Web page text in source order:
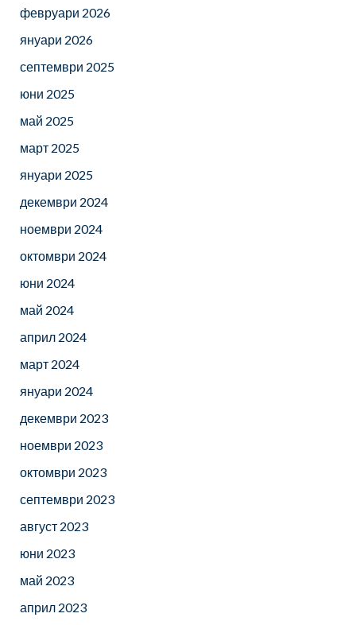
февруари 2026
януари 2026
септември 2025
юни 2025
май 2025
март 2025
януари 2025
декември 2024
ноември 2024
октомври 2024
юни 2024
май 2024
април 2024
март 2024
януари 2024
декември 2023
ноември 2023
октомври 2023
септември 2023
август 2023
юни 2023
май 2023
април 2023